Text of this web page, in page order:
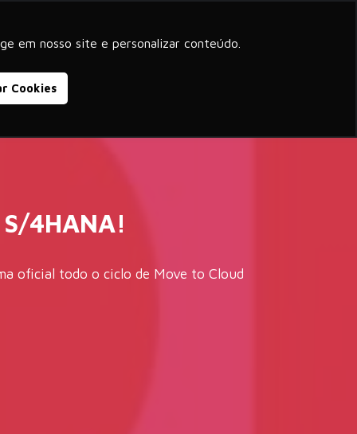
em nosso site e personalizar conteúdo.
Cookies
Blog Cases de Sucesso
4HANA!
oficial todo o ciclo de Move to Cloud